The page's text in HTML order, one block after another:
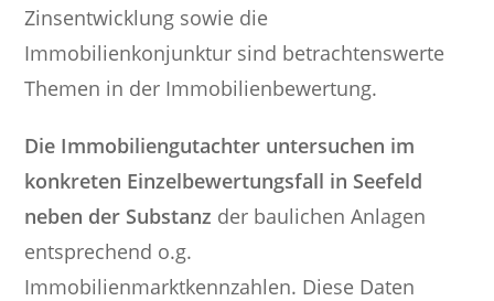
Zinsentwicklung sowie die
Immobilienkonjunktur sind betrachtenswerte
Themen in der Immobilienbewertung.
Die Immobiliengutachter untersuchen im
konkreten Einzelbewertungsfall in Seefeld
neben der Substanz der baulichen Anlagen
entsprechend o.g.
Immobilienmarktkennzahlen. Diese Daten